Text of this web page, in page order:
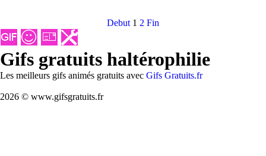
Debut 1 2 Fin
Gifs gratuits haltérophilie
Les meilleurs gifs animés gratuits avec Gifs Gratuits.fr
2026 © www.gifsgratuits.fr